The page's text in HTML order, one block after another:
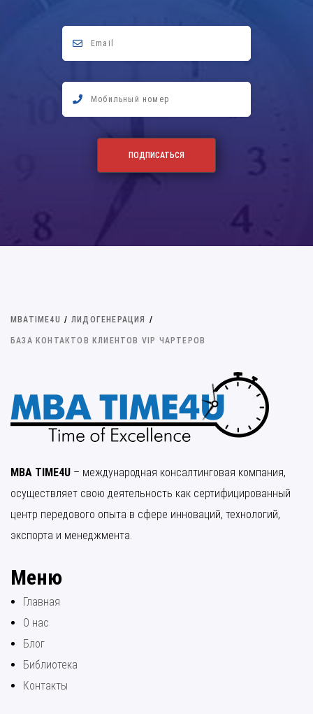
MBATIME4U / ЛИДОГЕНЕРАЦИЯ /
БАЗА КОНТАКТОВ КЛИЕНТОВ VIP ЧАРТЕРОВ
MBA TIME4U – международная консалтинговая компания,
осуществляет свою деятельность как сертифицированный
центр передового опыта в сфере инноваций, технологий,
экспорта и менеджмента.
Меню
Главная
О нас
Блог
Библиотека
Контакты